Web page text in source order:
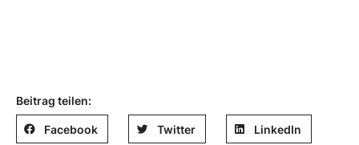
Beitrag teilen:
Facebook Twitter LinkedIn